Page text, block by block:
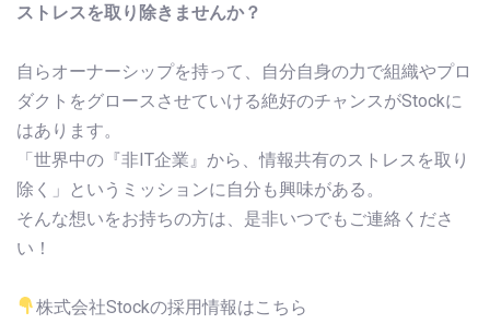
ストレスを取り除きませんか？
自らオーナーシップを持って、自分自身の力で組織やプロ
ダクトをグロースさせていける絶好のチャンスがStockに
はあります。
「世界中の『非IT企業』から、情報共有のストレスを取り
除く」というミッションに自分も興味がある。
そんな想いをお持ちの方は、是非いつでもご連絡くださ
い！
株式会社Stockの採用情報はこちら